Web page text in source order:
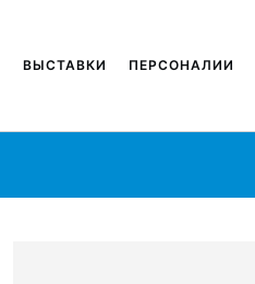
ВЫСТАВКИ ПЕРСОНАЛИИ